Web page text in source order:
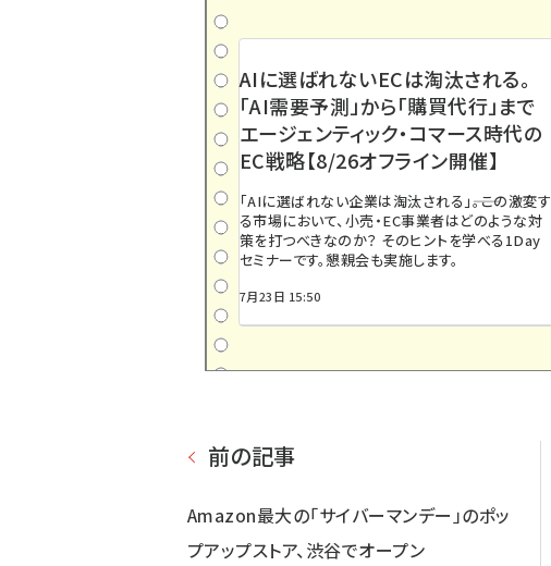
AIに選ばれないECは淘汰される。
「AI需要予測」から「購買代行」まで
エージェンティック・コマース時代の
EC戦略【8/26オフライン開催】
「AIに選ばれない企業は淘汰される」――。この激変す
る市場において、小売・EC事業者はどのような対
策を打つべきなのか？ そのヒントを学べる1Day
セミナーです。懇親会も実施します。
7月23日 15:50
前の記事
Amazon最大の「サイバーマンデー」のポッ
プアップストア、渋谷でオープン